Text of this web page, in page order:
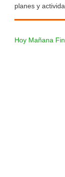
planes y
Hoy Mañana